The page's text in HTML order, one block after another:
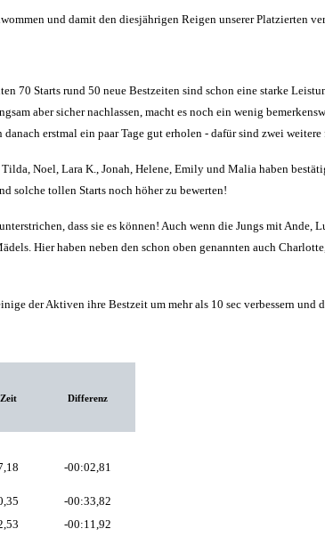
und damit den diesjährigen Reigen unserer Platzierten
70 Starts rund 50 neue Bestzeiten sind schon eine starke
aber sicher nachlassen, macht es noch ein wenig
erstmal ein paar Tage gut erholen - dafür sind zwei
Noel, Lara K., Jonah, Helene, Emily und Malia haben
solche tollen Starts noch höher zu bewerten!
dass sie es können! Auch wenn die Jungs mit
Hier haben neben den schon oben genannten auch
der Aktiven ihre Bestzeit um mehr als 10 sec verbessern und
Differenz
-00:02,81
-00:33,82
-00:11,92